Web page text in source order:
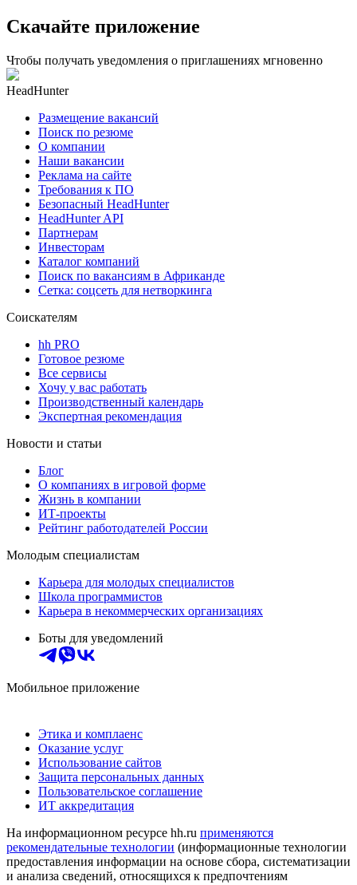
Скачайте приложение
Чтобы получать уведомления о приглашениях мгновенно
HeadHunter
Размещение вакансий
Поиск по резюме
О компании
Наши вакансии
Реклама на сайте
Требования к ПО
Безопасный HeadHunter
HeadHunter API
Партнерам
Инвесторам
Каталог компаний
Поиск по вакансиям в Африканде
Сетка: соцсеть для нетворкинга
Соискателям
hh PRO
Готовое резюме
Все сервисы
Хочу у вас работать
Производственный календарь
Экспертная рекомендация
Новости и статьи
Блог
О компаниях в игровой форме
Жизнь в компании
ИТ-проекты
Рейтинг работодателей России
Молодым специалистам
Карьера для молодых специалистов
Школа программистов
Карьера в некоммерческих организациях
Боты для уведомлений
Мобильное приложение
Этика и комплаенс
Оказание услуг
Использование сайтов
Защита персональных данных
Пользовательское соглашение
ИТ аккредитация
На информационном ресурсе hh.ru применяются
рекомендательные технологии (информационные технологии
предоставления информации на основе сбора, систематизации
и анализа сведений, относящихся к предпочтениям